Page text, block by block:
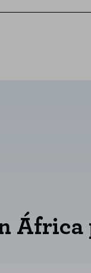
África